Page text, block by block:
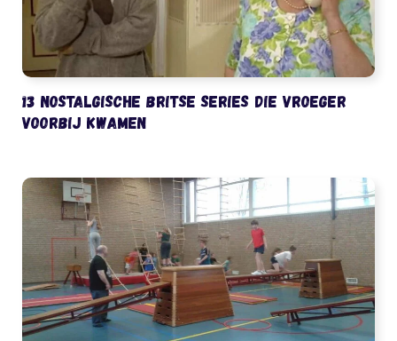
13 nostalgische Britse series die vroeger
voorbij kwamen